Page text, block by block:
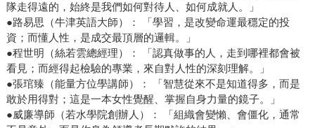
隊走得遠的，始終是我們如何對待人、如何成就人。」
●路易思（牛津英語大師）： 「學習，是改變命運最穩定的投
資；而懂人性，是成交最頂層的邏輯。」
●程世明（絲若雲總經理）： 「認真做事的人，走到哪裡都會被
看見；而經得起檢驗的專業，來自對人性的深刻理解。」
●張琯臻（能量方位學講師）： 「智慧從來不是知道得多，而是
敢於用得對；這是一本女性覺醒、掌握自身力量的鏡子。」
●威廉導師（若水學院創辦人）： 「組織會變懶、會僵化，通常